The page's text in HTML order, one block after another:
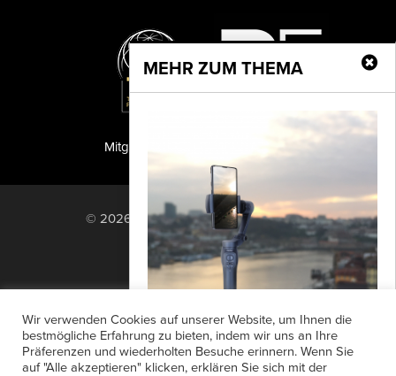
MEHR ZUM THEMA
Steady Butler Mobile 3
PF Publishing GmbH
Mitglied der TIPA
© 2026 PF Publishing GmbH. All rights
reserved.
Nach oben
Anzeigensuche
Shop
Zahlungsarten
Widerrufsbelehrung
Datenschutz
Wir verwenden Cookies auf unserer Website, um Ihnen die
bestmögliche Erfahrung zu bieten, indem wir uns an Ihre
Präferenzen und wiederholten Besuche erinnern. Wenn Sie
auf "Alle akzeptieren" klicken, erklären Sie sich mit der